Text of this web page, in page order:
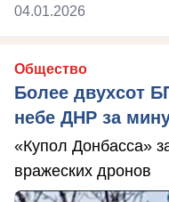
04.01.2026
Общество
Более двухсот
небе ДНР за
«Купол Донбасса»
вражеских дронов